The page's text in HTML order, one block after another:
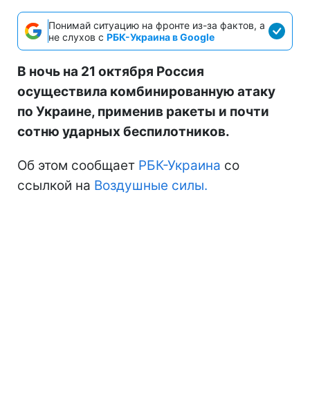
Понимай ситуацию на фронте из-за фактов, а
не слухов с РБК-Украина в Google
В ночь на 21 октября Россия
осуществила комбинированную атаку
по Украине, применив ракеты и почти
сотню ударных беспилотников.
Об этом сообщает РБК-Украина со
ссылкой на Воздушные силы.